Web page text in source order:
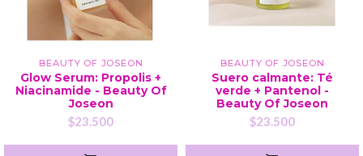
BEAUTY OF JOSEON
Glow Serum: Propolis +
Niacinamide - Beauty Of
Joseon
$23.500
BEAUTY OF JOSEON
Suero calmante: Té
verde + Pantenol -
Beauty Of Joseon
$23.500